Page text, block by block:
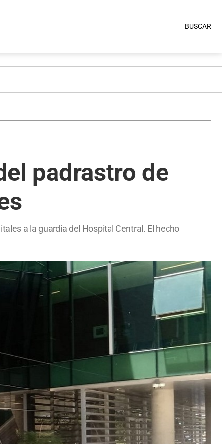
BUSCAR
padrastro de
a la guardia del Hospital Central. El hecho